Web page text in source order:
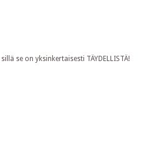
se on yksinkertaisesti TÄYDELLISTÄ!